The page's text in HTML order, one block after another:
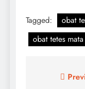
Tagged:
obat
obat tetes
Navigasi